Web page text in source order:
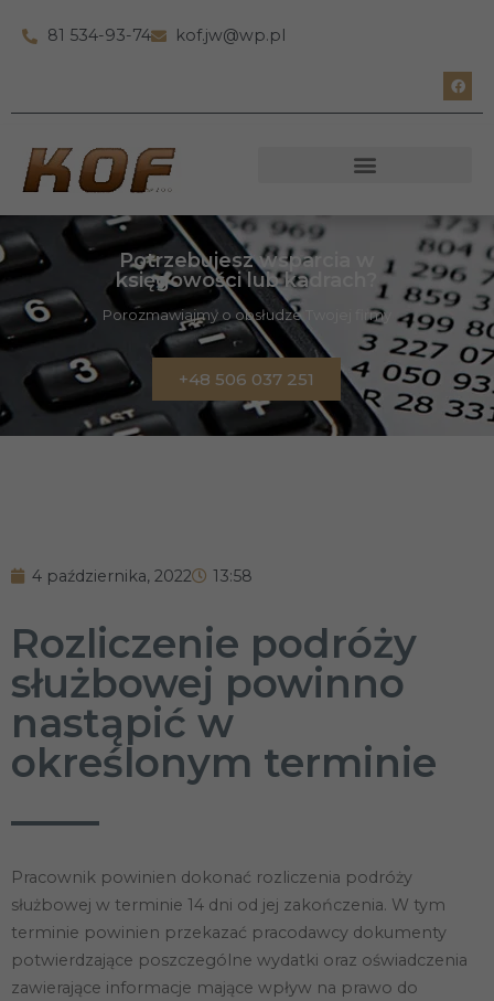
81 534-93-74 kof.jw@wp.pl
Potrzebujesz wsparcia w
księgowości lub kadrach?
Porozmawiajmy o obsłudze Twojej firmy
+48 506 037 251
4 października, 2022 13:58
Rozliczenie podróży
służbowej powinno
nastąpić w
określonym terminie
Pracownik powinien dokonać rozliczenia podróży
służbowej w terminie 14 dni od jej zakończenia. W tym
terminie powinien przekazać pracodawcy dokumenty
potwierdzające poszczególne wydatki oraz oświadczenia
zawierające informacje mające wpływ na prawo do